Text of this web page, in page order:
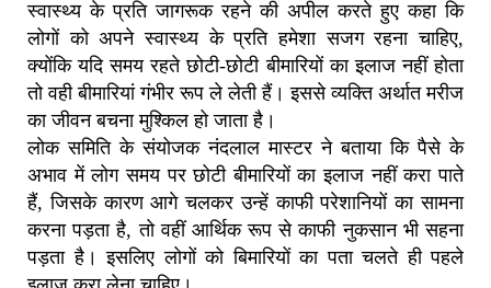
स्वास्थ्य के प्रति जागरूक रहने की अपील करते हुए कहा कि
लोगों को अपने स्वास्थ्य के प्रति हमेशा सजग रहना चाहिए,
क्योंकि यदि समय रहते छोटी-छोटी बीमारियों का इलाज नहीं होता
तो वही बीमारियां गंभीर रूप ले लेती हैं। इससे व्यक्ति अर्थात मरीज
का जीवन बचना मुश्किल हो जाता है।
लोक समिति के संयोजक नंदलाल मास्टर ने बताया कि पैसे के
अभाव में लोग समय पर छोटी बीमारियों का इलाज नहीं करा पाते
हैं, जिसके कारण आगे चलकर उन्हें काफी परेशानियों का सामना
करना पड़ता है, तो वहीं आर्थिक रूप से काफी नुकसान भी सहना
पड़ता है। इसलिए लोगों को बिमारियों का पता चलते ही पहले